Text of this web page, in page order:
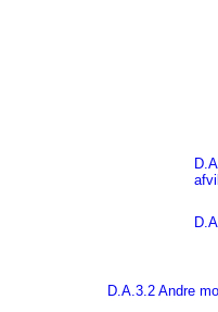
D.A.3.2 Andre